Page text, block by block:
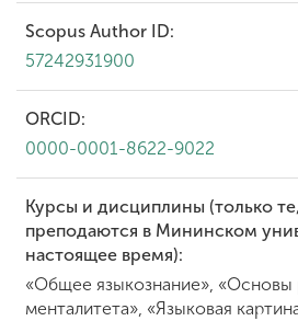
Scopus Author ID:
57242931900
ORCID:
0000-0001-8622-9022
Курсы и дисциплины (только
преподаются в Мининском
настоящее время):
«Общее языкознание», «Основы
менталитета», «Языковая